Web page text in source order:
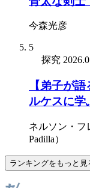
今森光彦
5
探究
【弟子が
ルケスに学
ネルソン・フ
Padilla）
ランキングをもっと見